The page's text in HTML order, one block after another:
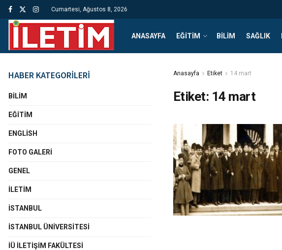
Cumartesi, Ağustos 8, 2026
ANASAYFA EĞITIM BILIM SAĞLIK
Anasayfa Etiket 14 mart
Etiket: 14 mart
HABER KATEGORİLERİ
BILIM
EĞITIM
ENGLISH
FOTO GALERI
GENEL
İLETIM
İSTANBUL
İSTANBUL ÜNIVERSITESI
İÜ İLETIŞIM FAKÜLTESI